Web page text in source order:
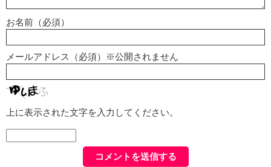
お名前（必須）
メールアドレス（必須）※公開されません
上に表示された文字を入力してください。